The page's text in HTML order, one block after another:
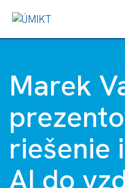
Marek
riešenie
AI do